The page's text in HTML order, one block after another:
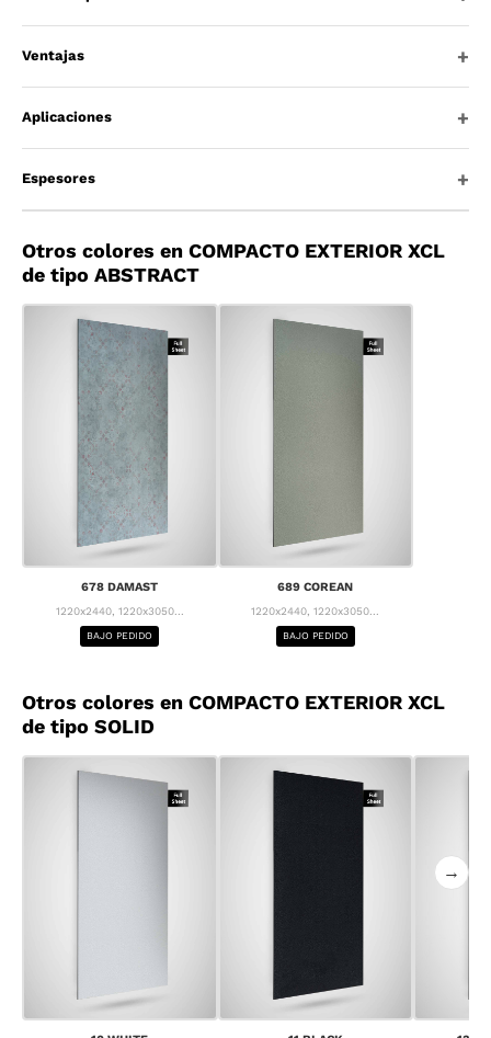
Ventajas
Aplicaciones
Espesores
Otros colores en COMPACTO EXTERIOR XCL
de tipo ABSTRACT
678 DAMAST
1220x2440, 1220x3050...
BAJO PEDIDO
689 COREAN
1220x2440, 1220x3050...
BAJO PEDIDO
Otros colores en COMPACTO EXTERIOR XCL
de tipo SOLID
→